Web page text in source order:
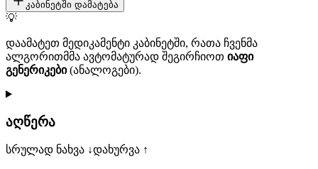
კაბინეტში დამატება
💡
დაამატეთ მედიკამენტი კაბინეტში, რათა ჩვენმა
ალგორითმმა ავტომატურად შეგირჩიოთ იაფი
გენერიკები(ანალოგები).
აღწერა
სრულად ნახვა ↓დახურვა ↑